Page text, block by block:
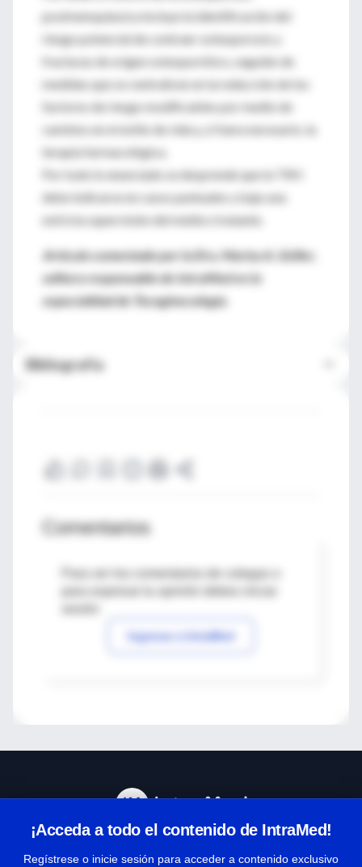
postmenopáusica incluye la identificación del
riesgo potencial de contraer osteoporosis y
fracturas de origen osteoporótico, seguido de
medidas que se centralicen en la reducción de los
factores de riesgo modificables por medio de
cambios en el estilo de vida y, si fuera necesario, la
terapia farmacológica.
Por todo lo enunciado se desprende que la TRH
debe indicarse en casos puntuales y bajo una
estricta supervisión del médico tratante.
Artículo comentado por la Dra. Marisa A. Géller,
editora responsable de IntraMed en la
especialidad de Tocoginecología.
Bibliografía
Comentarios
Para ver los comentarios de colegas o
Ingresar a IntraMed
¡Acceda a todo el contenido de IntraMed!
Regístrese o inicie sesión para acceder a contenido exclusivo